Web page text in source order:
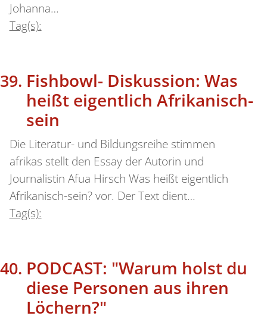
Johanna…
Tag(s):
Fishbowl- Diskussion: Was
heißt eigentlich Afrikanisch-
sein
Die Literatur- und Bildungsreihe stimmen
afrikas stellt den Essay der Autorin und
Journalistin Afua Hirsch Was heißt eigentlich
Afrikanisch-sein? vor. Der Text dient…
Tag(s):
PODCAST: "Warum holst du
diese Personen aus ihren
Löchern?"